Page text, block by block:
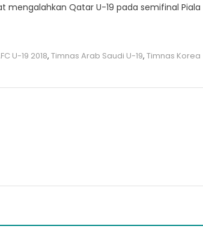
mengalahkan Qatar U-19 pada semifinal Piala
U-19 2018, Timnas Arab Saudi U-19, Timnas Korea